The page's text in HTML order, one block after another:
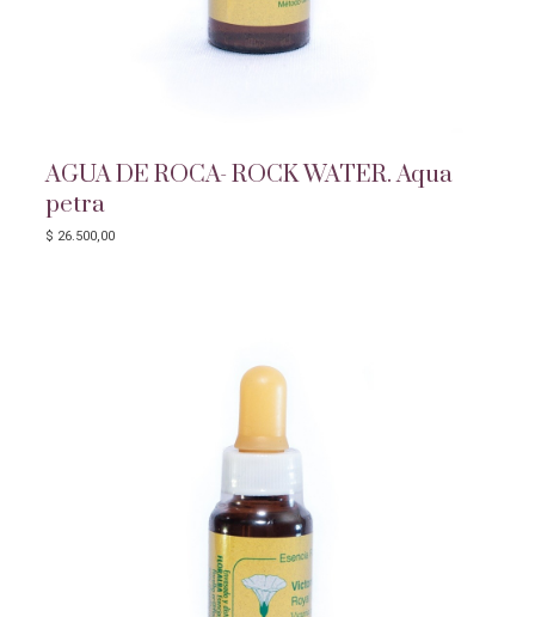
AGUA DE ROCA- ROCK WATER. Aqua
petra
$ 26.500,00